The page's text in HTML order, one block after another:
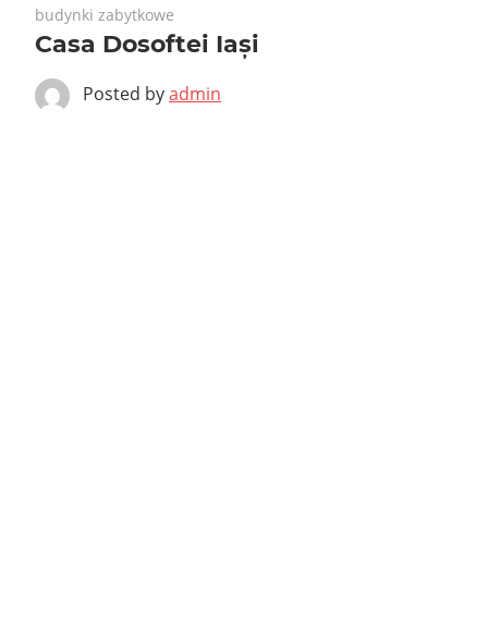
budynki zabytkowe
Casa Dosoftei Iași
Posted byadmin